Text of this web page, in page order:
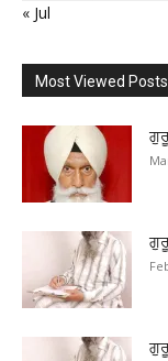
« Jul
Most Viewed Posts